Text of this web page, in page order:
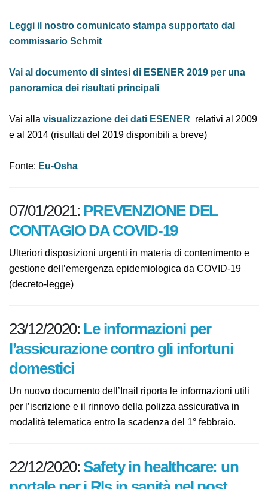
oltre a permettere un confronto con i risultati di
ESENER 2014.
Leggi il nostro comunicato stampa supportato dal
commissario Schmit
Vai al documento di sintesi di ESENER 2019 per una
panoramica dei risultati principali
Vai allavisualizzazione dei dati ESENER
Fonte:Eu-Osha
07/01/2021:PREVENZIONE DEL
CONTAGIO DA COVID-19
epidemiologica da COVID-19 (decreto-legge)
23/12/2020:
l’assicurazione contro gli infortuni
domestici
in modalità telematica entro la scadenza del 1°
febbraio.